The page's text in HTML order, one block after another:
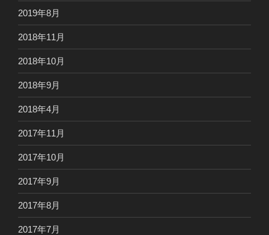
2019年8月
2018年11月
2018年10月
2018年9月
2018年4月
2017年11月
2017年10月
2017年9月
2017年8月
2017年7月